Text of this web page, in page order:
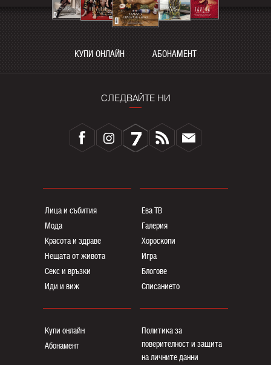
КУПИ ОНЛАЙН АБОНАМЕНТ
СЛЕДВАЙТЕ НИ
Лица и събития
Мода
Красота и здраве
Нещата от живота
Секс и връзки
Иди и виж
Ева ТВ
Галерия
Хороскопи
Игра
Блогoве
Списанието
Купи онлайн
Абонамент
Политика за
поверителност и защита
на личните данни